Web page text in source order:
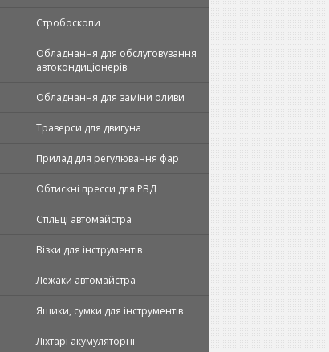
Стробоскопи
Обладнання для обслуговування
автокондиціонерів
Обладнання для заміни оливи
Траверси для двигуна
Прилад для регулювання фар
Обтискні пpecси для РВД
Стільці автомайстра
Візки для інструментів
Лежаки автомайстра
Ящики, сумки для інструментів
Ліхтарі акумуляторні